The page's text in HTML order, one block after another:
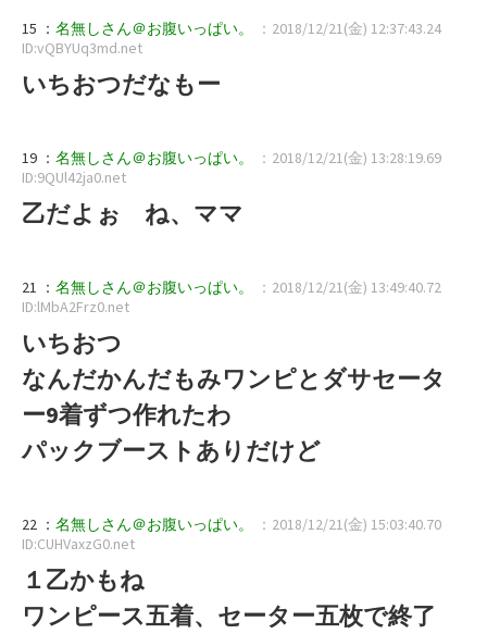
15 ： 名無しさん＠お腹いっぱい。
：2018/12/21(金) 12:37:43.24
ID:vQBYUq3md.net
いちおつだなもー
19 ： 名無しさん＠お腹いっぱい。
：2018/12/21(金) 13:28:19.69
ID:9QUl42ja0.net
乙だよぉ ね、ママ
21 ： 名無しさん＠お腹いっぱい。
：2018/12/21(金) 13:49:40.72
ID:lMbA2Frz0.net
いちおつ
なんだかんだもみワンピとダサセータ
ー9着ずつ作れたわ
パックブーストありだけど
22 ： 名無しさん＠お腹いっぱい。
：2018/12/21(金) 15:03:40.70
ID:CUHVaxzG0.net
１乙かもね
ワンピース五着、セーター五枚で終了